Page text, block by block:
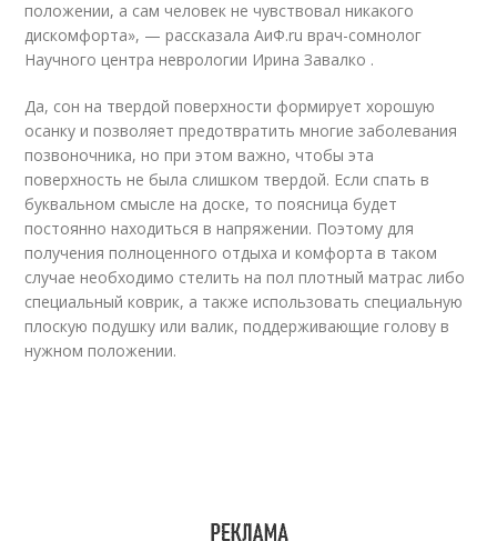
положении, а сам человек не чувствовал никакого
дискомфорта», — рассказала АиФ.ru врач-сомнолог
Научного центра неврологии Ирина Завалко .
Да, сон на твердой поверхности формирует хорошую
осанку и позволяет предотвратить многие заболевания
позвоночника, но при этом важно, чтобы эта
поверхность не была слишком твердой. Если спать в
буквальном смысле на доске, то поясница будет
постоянно находиться в напряжении. Поэтому для
получения полноценного отдыха и комфорта в таком
случае необходимо стелить на пол плотный матрас либо
специальный коврик, а также использовать специальную
плоскую подушку или валик, поддерживающие голову в
нужном положении.